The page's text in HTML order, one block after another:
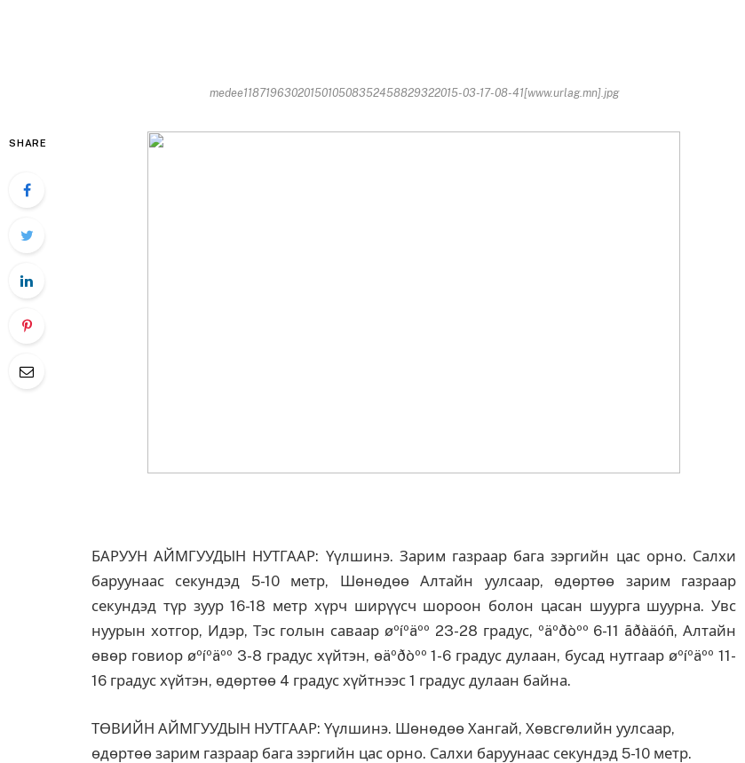
medee1187196302015010508352458829322015-03-17-08-41[www.urlag.mn].jpg
SHARE
БАРУУН АЙМГУУДЫН НУТГААР: Үүлшинэ. Зарим газраар бага зэргийн цас орно. Салхи
баруунаас секундэд 5-10 метр, Шөнөдөө Алтайн уулсаар, өдөртөө зарим газраар
секундэд түр зуур 16-18 метр хүрч ширүүсч шороон болон цасан шуурга шуурна. Увс
нуурын хотгор, Идэр, Тэс голын саваар øºíºäºº 23-28 градус, ºäºðòºº 6-11 ãðàäóñ, Алтайн
өвөр говиор øºíºäºº 3-8 градус хүйтэн, өäºðòºº 1-6 градус дулаан, бусад нутгаар øºíºäºº 11-
16 градус хүйтэн, өдөртөө 4 градус хүйтнээс 1 градус дулаан байна.
ТӨВИЙН АЙМГУУДЫН НУТГААР: Үүлшинэ. Шөнөдөө Хангай, Хөвсгөлийн уулсаар,
өдөртөө зарим газраар бага зэргийн цас орно. Салхи баруунаас секундэд 5-10 метр.